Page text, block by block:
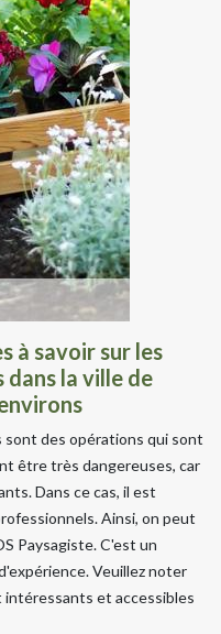
à savoir sur les
la ville de
sont des opérations qui sont
être très dangereuses, car
Dans ce cas, il est
Ainsi, on peut
Paysagiste. C'est un
Veuillez noter
et accessibles